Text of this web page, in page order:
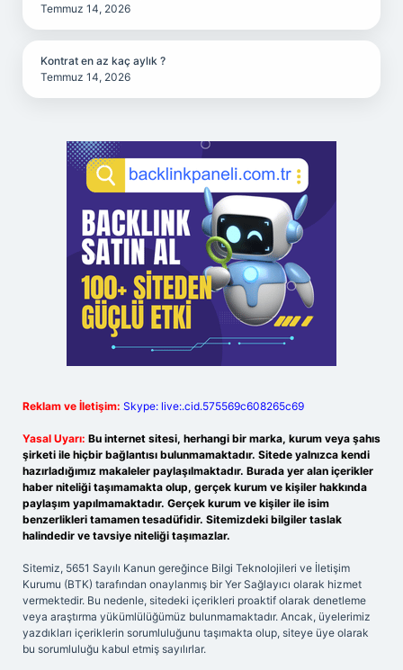
Temmuz 14, 2026
Kontrat en az kaç aylık ?
Temmuz 14, 2026
Reklam ve İletişim: Skype: live:.cid.575569c608265c69
Yasal Uyarı: Bu internet sitesi, herhangi bir marka, kurum veya şahıs
şirketi ile hiçbir bağlantısı bulunmamaktadır. Sitede yalnızca kendi
hazırladığımız makaleler paylaşılmaktadır. Burada yer alan içerikler
haber niteliği taşımamakta olup, gerçek kurum ve kişiler hakkında
paylaşım yapılmamaktadır. Gerçek kurum ve kişiler ile isim
benzerlikleri tamamen tesadüfidir. Sitemizdeki bilgiler taslak
halindedir ve tavsiye niteliği taşımazlar.
Sitemiz, 5651 Sayılı Kanun gereğince Bilgi Teknolojileri ve İletişim
Kurumu (BTK) tarafından onaylanmış bir Yer Sağlayıcı olarak hizmet
vermektedir. Bu nedenle, sitedeki içerikleri proaktif olarak denetleme
veya araştırma yükümlülüğümüz bulunmamaktadır. Ancak, üyelerimiz
yazdıkları içeriklerin sorumluluğunu taşımakta olup, siteye üye olarak
bu sorumluluğu kabul etmiş sayılırlar.